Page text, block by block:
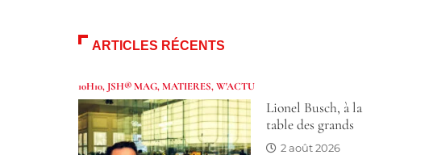
ARTICLES RÉCENTS
10H10, JSH® MAG,MATIERES,W'ACTU
Lionel Busch, à la
table des grands
2 août 2026